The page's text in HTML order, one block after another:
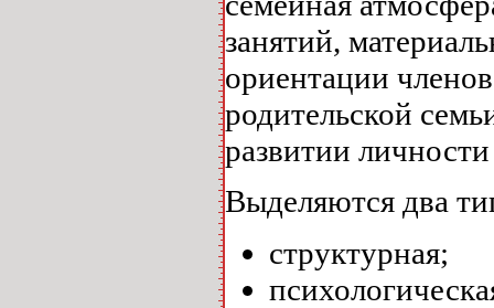
занятий,
ориентации
родительской
развитии
Выделяются два
структурная;